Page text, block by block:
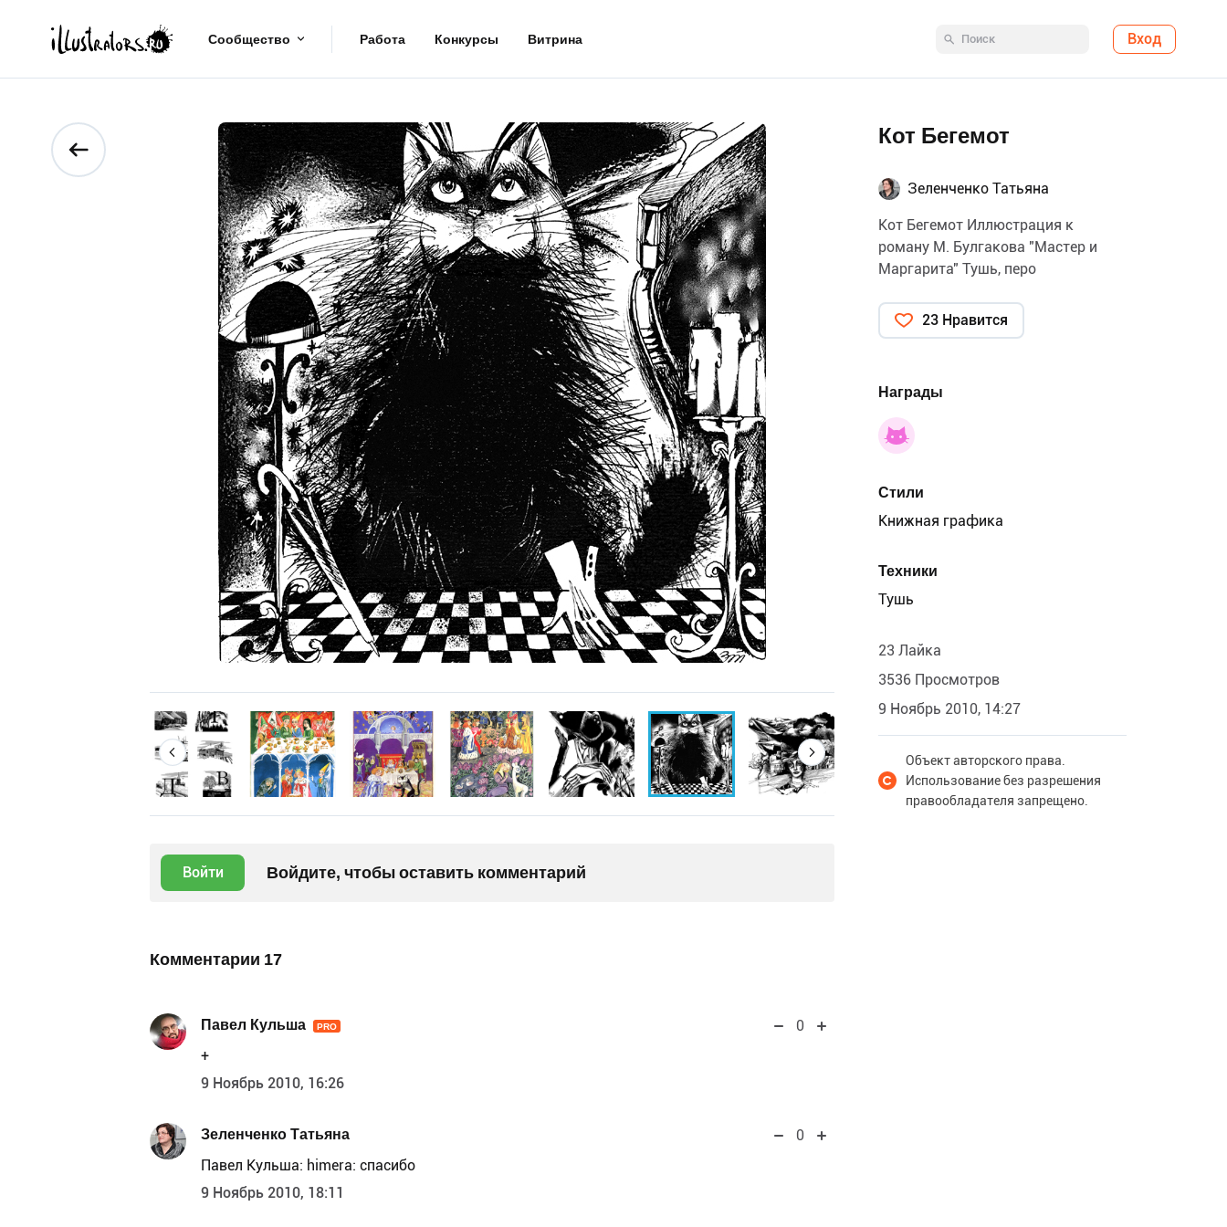
Сообщество Работа Конкурсы Витрина Вход
Войти Войдите, чтобы оставить комментарий
Комментарии 17
Павел Кульша PRO
0
+
9 Ноябрь 2010, 16:26
Зеленченко Татьяна
0
Павел Кульша: himera: спасибо
9 Ноябрь 2010, 18:11
Кот Бегемот
Зеленченко Татьяна
Кот Бегемот Иллюстрация к
роману М. Булгакова "Мастер и
Маргарита" Тушь, перо
23 Нравится
Награды
Стили
Книжная графика
Техники
Тушь
23 Лайка
3536 Просмотров
9 Ноябрь 2010, 14:27
Объект авторского права.
Использование без разрешения
правообладателя запрещено.